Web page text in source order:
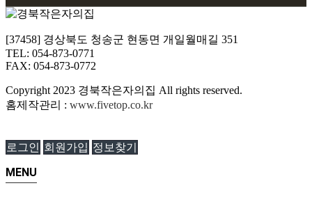
[37458] 경상북도 청송군 현동면 개일월매길 351
TEL: 054-873-0771
FAX: 054-873-0772
Copyright 2023 경북작은자의집 All rights reserved.
홈제작관리 : www.fivetop.co.kr
로그인 회원가입 정보찾기
MENU